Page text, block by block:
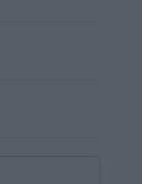
na
drukujące i